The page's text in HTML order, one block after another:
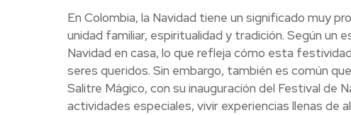
En Colombia, la Navidad tiene un significado muy
unidad familiar, espiritualidad y tradición. Según un
Navidad en casa, lo que refleja cómo esta
seres queridos. Sin embargo, también es común
Salitre Mágico, con su inauguración del Festival de
actividades especiales, vivir experiencias llenas de